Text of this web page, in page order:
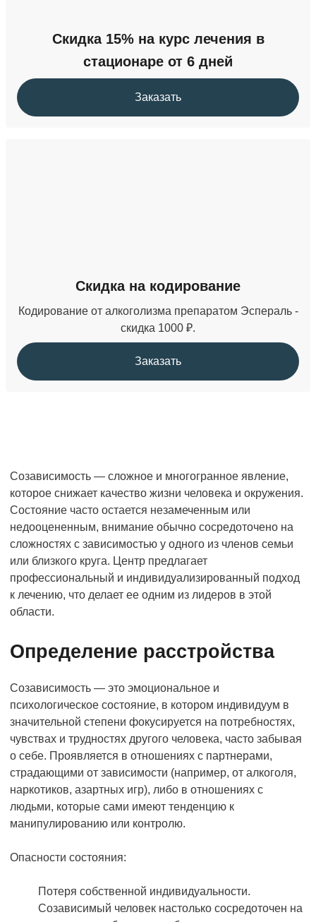
Скидка 15% на курс лечения в
стационаре от 6 дней
Заказать
Скидка на кодирование
Кодирование от алкоголизма препаратом Эспераль -
скидка 1000 ₽.
Заказать
Созависимость — сложное и многогранное явление,
которое снижает качество жизни человека и окружения.
Состояние часто остается незамеченным или
недооцененным, внимание обычно сосредоточено на
сложностях с зависимостью у одного из членов семьи
или близкого круга. Центр предлагает
профессиональный и индивидуализированный подход
к лечению, что делает ее одним из лидеров в этой
области.
Определение расстройства
Созависимость — это эмоциональное и
психологическое состояние, в котором индивидуум в
значительной степени фокусируется на потребностях,
чувствах и трудностях другого человека, часто забывая
о себе. Проявляется в отношениях с партнерами,
страдающими от зависимости (например, от алкоголя,
наркотиков, азартных игр), либо в отношениях с
людьми, которые сами имеют тенденцию к
манипулированию или контролю.
Опасности состояния:
Потеря собственной индивидуальности.
Созависимый человек настолько сосредоточен на